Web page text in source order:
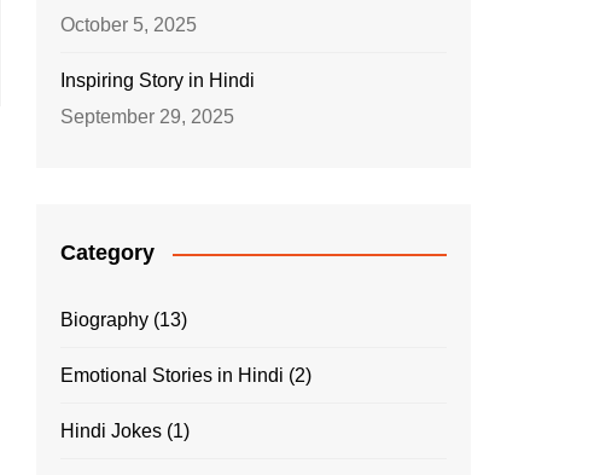
October 5, 2025
Inspiring Story in Hindi
September 29, 2025
Category
Biography (13)
Emotional Stories in Hindi (2)
Hindi Jokes (1)